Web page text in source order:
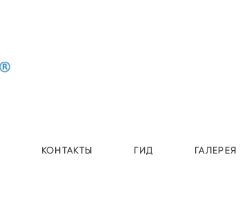
КОНТАКТЫ ГИД ГАЛЕРЕЯ